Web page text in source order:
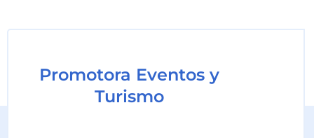
Promotora Eventos y
Turismo